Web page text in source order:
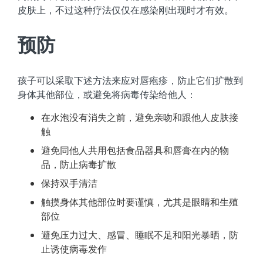
皮肤上，不过这种疗法仅仅在感染刚出现时才有效。
预防
孩子可以采取下述方法来应对唇疱疹，防止它们扩散到
身体其他部位，或避免将病毒传染给他人：
在水泡没有消失之前，避免亲吻和跟他人皮肤接
触
避免同他人共用包括食品器具和唇膏在内的物
品，防止病毒扩散
保持双手清洁
触摸身体其他部位时要谨慎，尤其是眼睛和生殖
部位
避免压力过大、感冒、睡眠不足和阳光暴晒，防
止诱使病毒发作